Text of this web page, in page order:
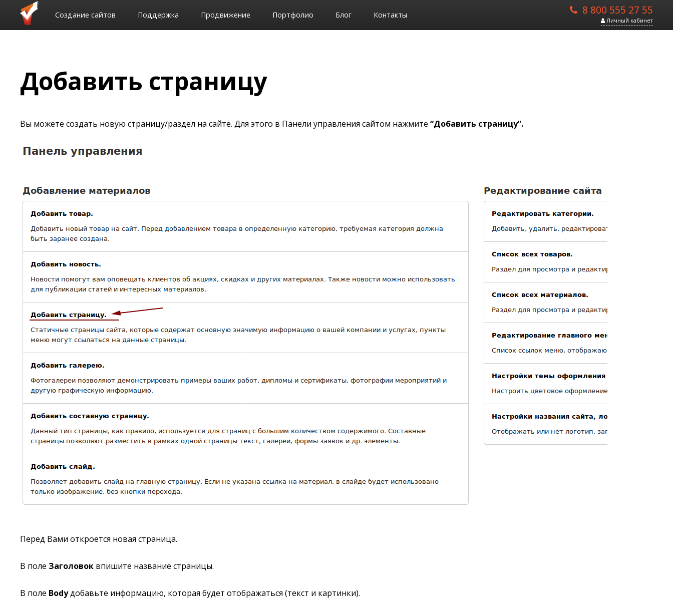
Создание сайтов Поддержка Продвижение Портфолио Блог Контакты 8 800 555 27 55
Личный кабинет
Добавить страницу
Вы можете создать новую страницу/раздел на сайте. Для этого в Панели управления сайтом нажмите “Добавить страницу”.
Перед Вами откроется новая страница.
В поле Заголовок впишите название страницы.
В поле Bodyдобавьте информацию, которая будет отображаться (текст и картинки).